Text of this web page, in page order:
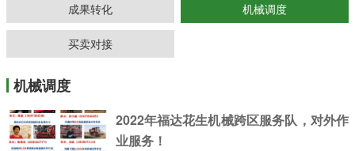
成果转化 机械调度
买卖对接
机械调度
2022年福达花生机械跨区服务队，对外作
业服务！